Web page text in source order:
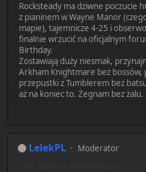
Rocksteady ma dziwne poczucie
z pianinem w Wayne Manor
mapie), tajemnicze 4-25 i
finalnie wrzucić na oficjalnym
Birthday.
Zostawiają duży niesmak,
Arkham Knightmare bez bossów,
przepustki z Tumblerem bez
aż na koniec to. Żegnam bez żalu.
LelekPL Moderator